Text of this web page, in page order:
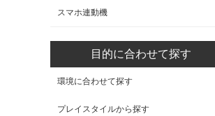
スマホ連動機
目的に合わせて探す
環境に合わせて探す
プレイスタイルから探す